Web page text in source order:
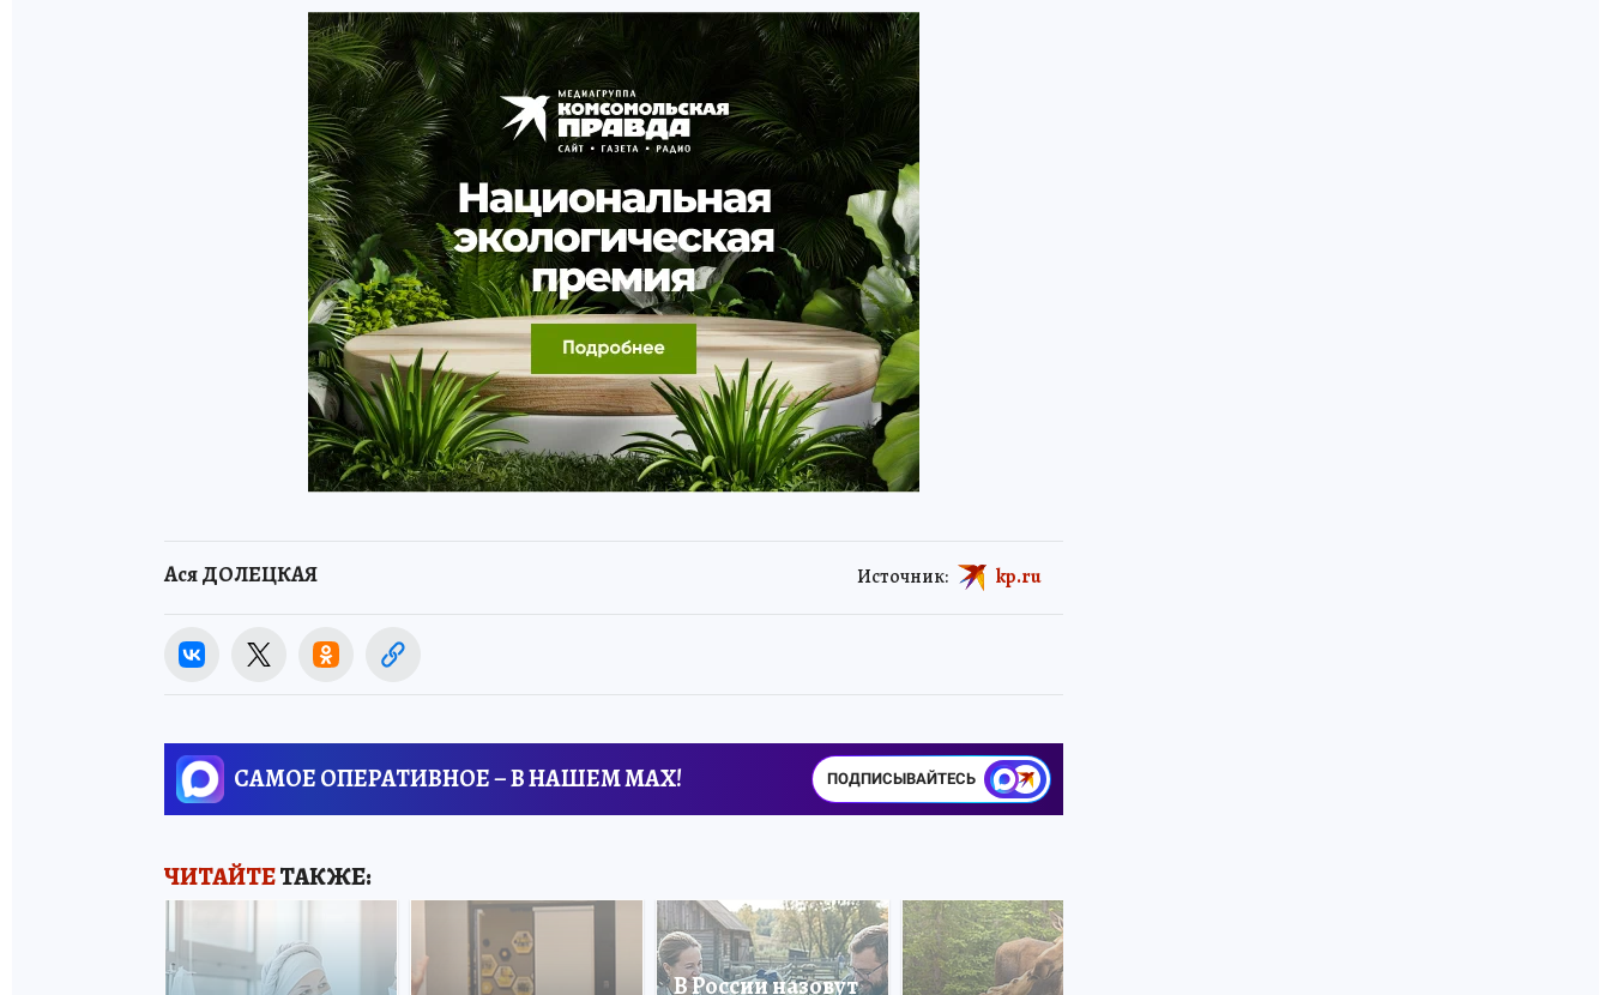
Ася ДОЛЕЦКАЯ Источник: kp.ru
САМОЕ ОПЕРАТИВНОЕ – В НАШЕМ MAX! ПОДПИСЫВАЙТЕСЬ
ЧИТАЙТЕТАКЖЕ:
В России назовут